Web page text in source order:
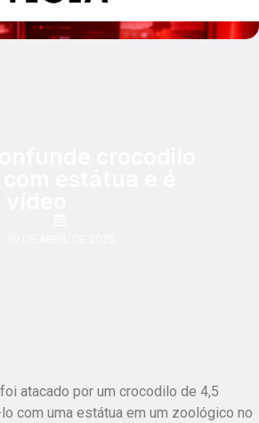
atacado por um crocodilo de 4,5
com uma estátua em um zoológico no